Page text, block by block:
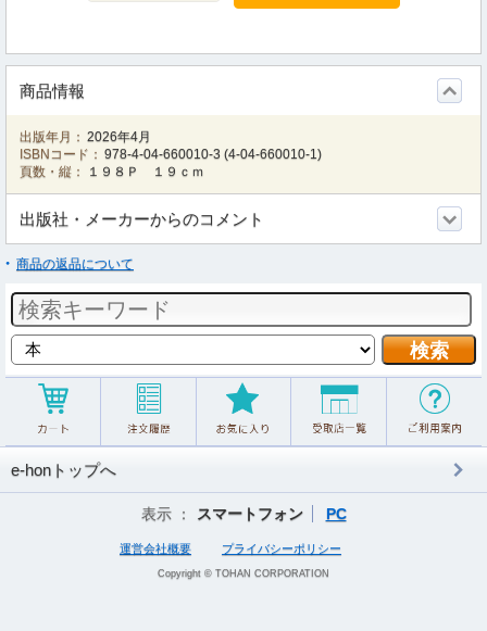
商品情報
出版年月： 2026年4月
ISBNコード： 978-4-04-660010-3 (4-04-660010-1)
頁数・縦：
１９８Ｐ １９ｃｍ
出版社・メーカーからのコメント
商品の返品について
e-honトップへ
表示 ： スマートフォン PC
運営会社概要 プライバシーポリシー
Copyright © TOHAN CORPORATION